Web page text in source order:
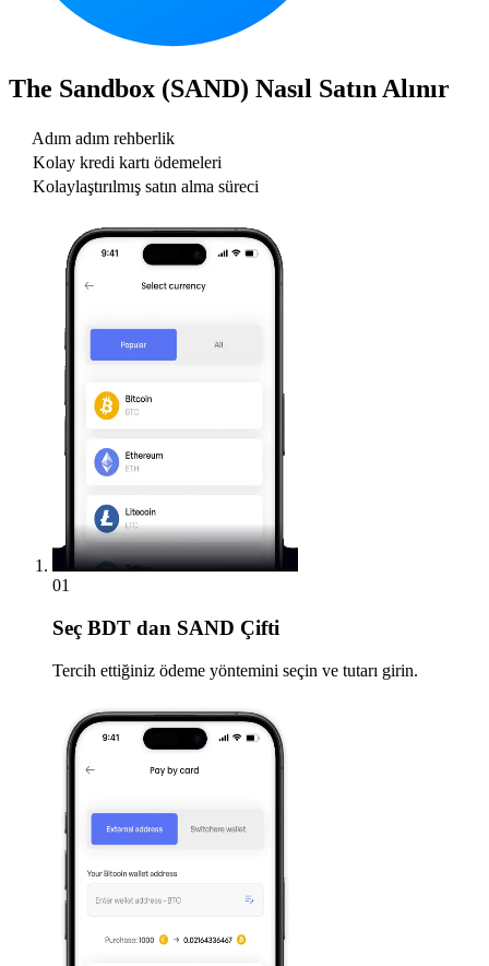
The Sandbox (SAND) Nasıl Satın Alınır
Adım adım rehberlik
Kolay kredi kartı ödemeleri
Kolaylaştırılmış satın alma süreci
01
Seç BDT dan SAND Çifti
Tercih ettiğiniz ödeme yöntemini seçin ve tutarı girin.